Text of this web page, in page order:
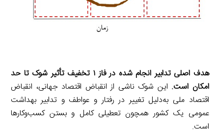
هدف اصلی تدابیر انجام شده در فاز ۱ تخفیف تأثیر شوک تا حد
امکان است. این شوک ناشی از انقباض اقتصاد جهانی، انقباض
اقتصاد ملی به‌دلیل تغییر در رفتار و عواطف و تدابیر بهداشت
عمومی یک کشور همچون تعطیلی کامل و بستن کسب‌وکارها
است.